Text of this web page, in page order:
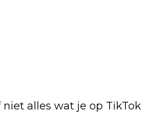
alles wat je op TikTok